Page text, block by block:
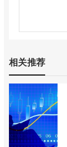
相关推荐